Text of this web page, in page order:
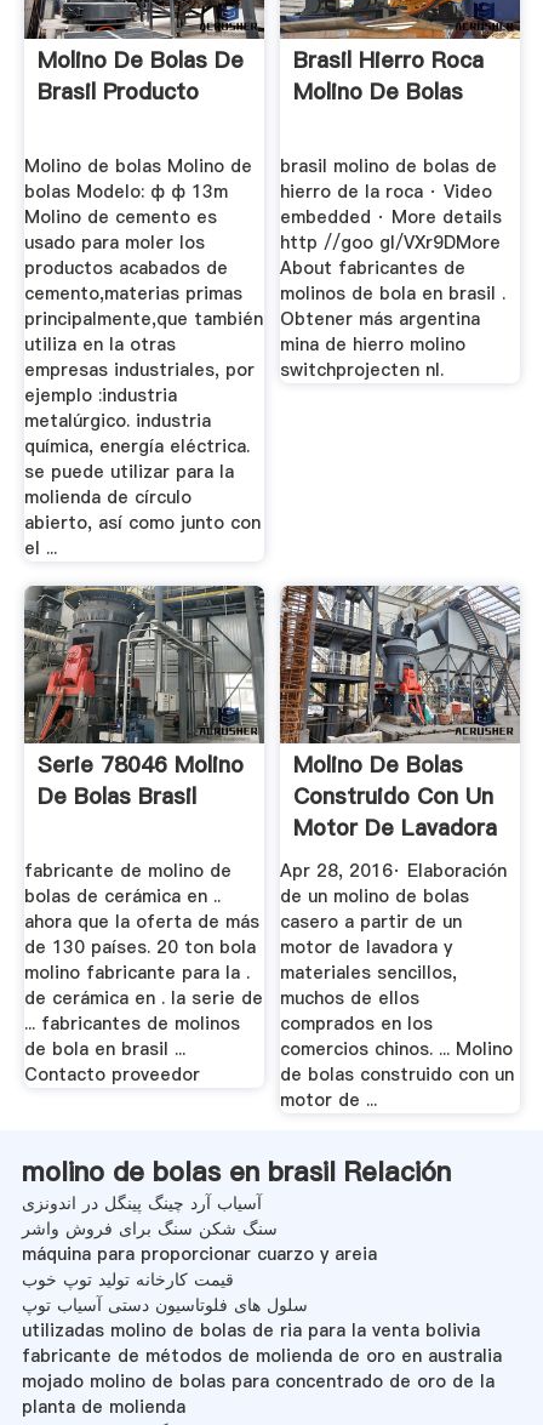
Molino De Bolas De
Brasil Producto
Molino de bolas Molino de
bolas Modelo: ф ф 13m
Molino de cemento es
usado para moler los
productos acabados de
cemento,materias primas
principalmente,que también
utiliza en la otras
empresas industriales, por
ejemplo :industria
metalúrgico. industria
química, energía eléctrica.
se puede utilizar para la
molienda de círculo
abierto, así como junto con
el ...
Brasil Hierro Roca
Molino De Bolas
brasil molino de bolas de
hierro de la roca · Video
embedded · More details
http //goo gl/VXr9DMore
About fabricantes de
molinos de bola en brasil .
Obtener más argentina
mina de hierro molino
switchprojecten nl.
Serie 78046 Molino
De Bolas Brasil
fabricante de molino de
bolas de cerámica en ..
ahora que la oferta de más
de 130 países. 20 ton bola
molino fabricante para la .
de cerámica en . la serie de
... fabricantes de molinos
de bola en brasil ...
Contacto proveedor
Molino De Bolas
Construido Con Un
Motor De Lavadora
...
Apr 28, 2016· Elaboración
de un molino de bolas
casero a partir de un
motor de lavadora y
materiales sencillos,
muchos de ellos
comprados en los
comercios chinos. ... Molino
de bolas construido con un
motor de ...
molino de bolas en brasil Relación
آسیاب آرد چینگ پینگل در اندونزی
سنگ شکن سنگ برای فروش واشر
máquina para proporcionar cuarzo y areia
قیمت کارخانه تولید توپ خوب
سلول های فلوتاسیون دستی آسیاب توپ
utilizadas molino de bolas de ria para la venta bolivia
fabricante de métodos de molienda de oro en australia
mojado molino de bolas para concentrado de oro de la
planta de molienda